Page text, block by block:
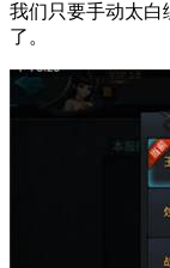
我们只要手动太白
了。